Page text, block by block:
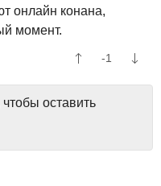
онлайн конана,
момент.
-1
чтобы оставить